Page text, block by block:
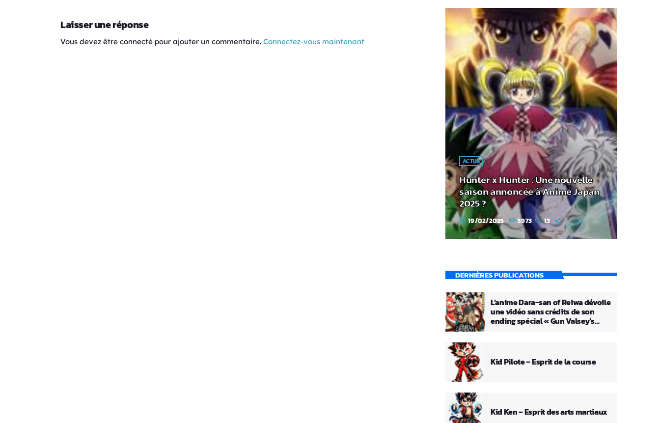
Laisser une réponse
Vous devez être connecté pour ajouter un commentaire. Connectez-vous maintenant
ACTUS
Hunter x Hunter : Une nouvelle
saison annoncée à Anime Japan
2025 ?
today 19/02/2025 5973 13
DERNIÈRES PUBLICATIONS
L’anime Dara-san of Reiwa dévoile
une vidéo sans crédits de son
ending spécial « Gun Valsey’s
Kid Pilote – Esprit de la course
Kid Ken – Esprit des arts martiaux